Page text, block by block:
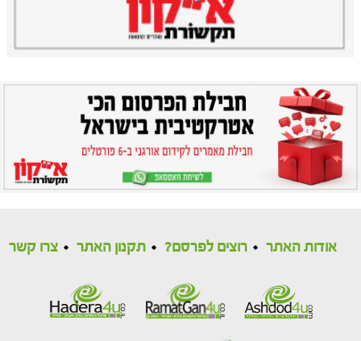
אודות האתר רוצים לפרסם? תקנון האתר צרו קשר